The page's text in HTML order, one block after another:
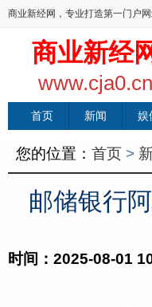
商业新经网，专业打造第一门户网
商业新经
www.cja0.cn
首页 新闻 娱
您的位置： 首页 >
邮储银行
时间：2025-08-01